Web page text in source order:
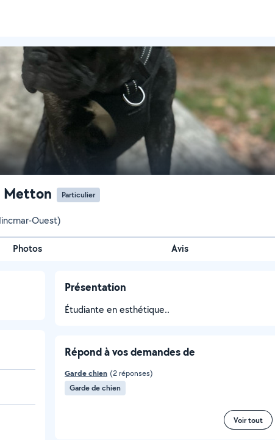
Metton Particulier
Ouest)
Photos Avis
Présentation
Étudiante en esthétique..
Répond à vos demandes de
Garde chien (2 réponses)
Garde de chien
Voir tout